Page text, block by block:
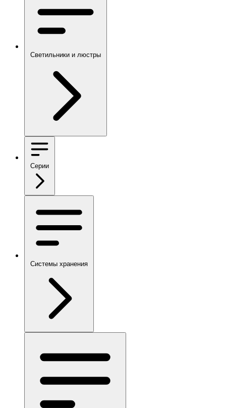
Светильники и люстры
Серии
Системы хранения